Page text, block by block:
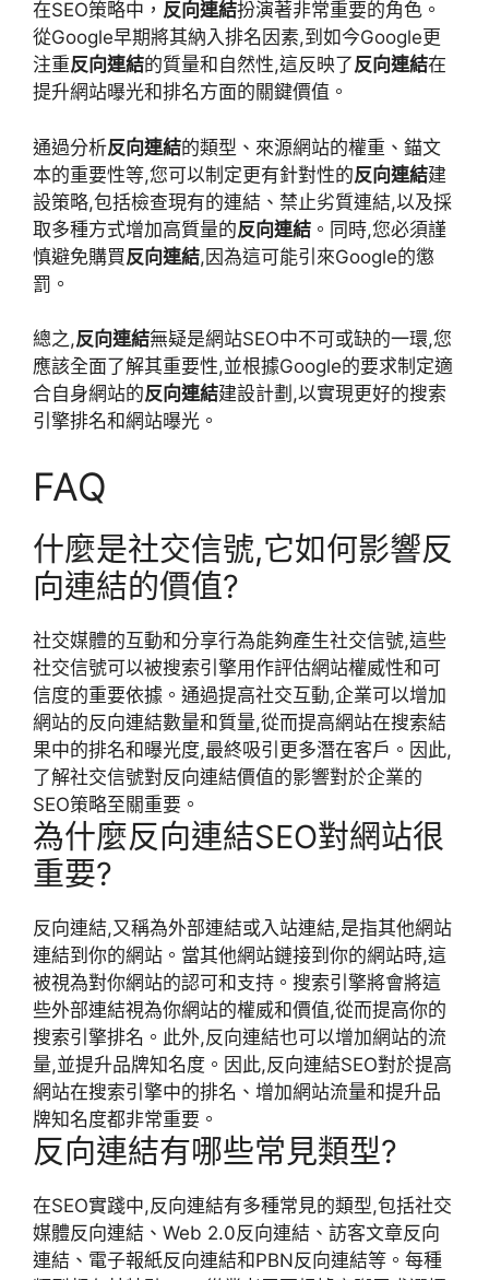
在SEO策略中， 反向連結扮演著非常重要的角色。
從Google早期將其納入排名因素,到如今Google更
注重反向連結的質量和自然性,這反映了反向連結在
提升網站曝光和排名方面的關鍵價值。
通過分析反向連結的類型、來源網站的權重、錨文
本的重要性等,您可以制定更有針對性的反向連結建
設策略,包括檢查現有的連結、禁止劣質連結,以及採
取多種方式增加高質量的反向連結 。同時,您必須謹
慎避免購買反向連結,因為這可能引來Google的懲
罰。
總之,反向連結無疑是網站SEO中不可或缺的一環,您
應該全面了解其重要性,並根據Google的要求制定適
合自身網站的反向連結建設計劃,以實現更好的搜索
引擎排名和網站曝光。
FAQ
什麼是社交信號,它如何影響反
向連結的價值?
社交媒體的互動和分享行為能夠產生社交信號,這些
社交信號可以被搜索引擎用作評估網站權威性和可
信度的重要依據。通過提高社交互動,企業可以增加
網站的反向連結數量和質量,從而提高網站在搜索結
果中的排名和曝光度,最終吸引更多潛在客戶。因此,
了解社交信號對反向連結價值的影響對於企業的
SEO策略至關重要。
為什麼反向連結SEO對網站很
重要?
反向連結,又稱為外部連結或入站連結,是指其他網站
連結到你的網站。當其他網站鏈接到你的網站時,這
被視為對你網站的認可和支持。搜索引擎將會將這
些外部連結視為你網站的權威和價值,從而提高你的
搜索引擎排名。此外,反向連結也可以增加網站的流
量,並提升品牌知名度。因此,反向連結SEO對於提高
網站在搜索引擎中的排名、增加網站流量和提升品
牌知名度都非常重要。
反向連結有哪些常見類型?
在SEO實踐中,反向連結有多種常見的類型,包括社交
媒體反向連結、Web 2.0反向連結、訪客文章反向
連結、電子報紙反向連結和PBN反向連結等。每種